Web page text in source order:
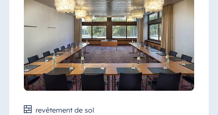
revêtement de sol